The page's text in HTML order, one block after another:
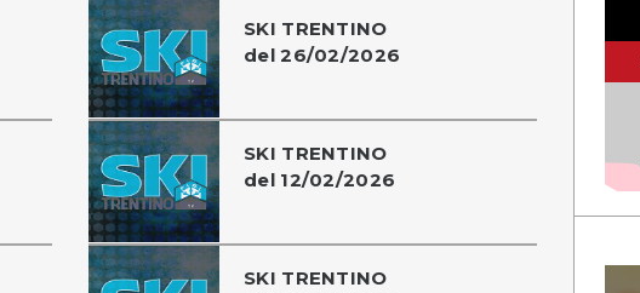
SKI TRENTINO
del 26/02/2026
SKI TRENTINO
del 12/02/2026
SKI TRENTINO